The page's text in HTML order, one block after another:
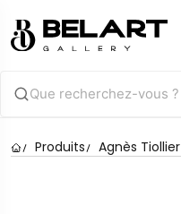
Produits Agnès Tiollier